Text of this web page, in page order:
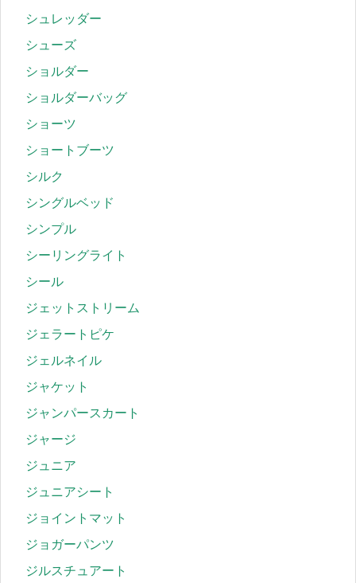
シュレッダー
シューズ
ショルダー
ショルダーバッグ
ショーツ
ショートブーツ
シルク
シングルベッド
シンプル
シーリングライト
シール
ジェットストリーム
ジェラートピケ
ジェルネイル
ジャケット
ジャンパースカート
ジャージ
ジュニア
ジュニアシート
ジョイントマット
ジョガーパンツ
ジルスチュアート